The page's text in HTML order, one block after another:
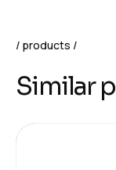
products
Similar